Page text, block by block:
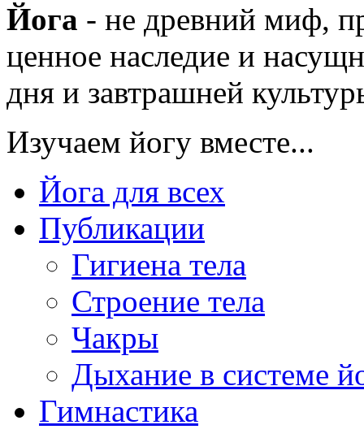
Йога - не древний миф,
ценное наследие и
дня и завтрашней
Изучаем йогу вместе...
Йога для всех
Публикации
Гигиена тела
Строение тела
Чакры
Дыхание в системе
Гимнастика